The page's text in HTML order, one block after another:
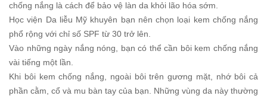
chống nắng là cách để bảo vệ làn da khỏi lão hóa sớm.
Học viện Da liễu Mỹ khuyên bạn nên chọn loại kem chống nắng
phổ rộng với chỉ số SPF từ 30 trở lên.
Vào những ngày nắng nóng, bạn có thể cần bôi kem chống nắng
vài tiếng một lần.
Khi bôi kem chống nắng, ngoài bôi trên gương mặt, nhớ bôi cả
phần cằm, cổ và mu bàn tay của bạn. Những vùng da này thường